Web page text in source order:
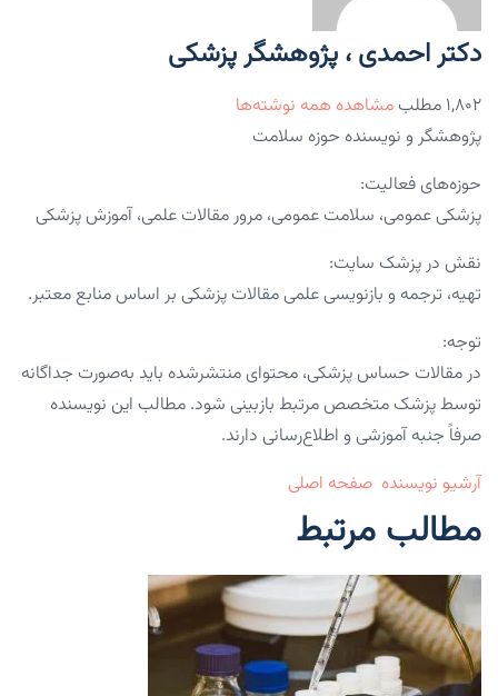
دکتر احمدی ، پژوهشگر پزشکی
۱,۸۰۲ مطلب
مشاهده همه نوشته‌ها
پژوهشگر و نویسنده حوزه سلامت
حوزه‌های فعالیت:
پزشکی عمومی، سلامت عمومی، مرور مقالات علمی، آموزش پزشکی
نقش در پزشک سایت:
تهیه، ترجمه و بازنویسی علمی مقالات پزشکی بر اساس منابع معتبر.
توجه:
در مقالات حساس پزشکی، محتوای منتشرشده باید به‌صورت جداگانه
توسط پزشک متخصص مرتبط بازبینی شود. مطالب این نویسنده
صرفاً جنبه آموزشی و اطلاع‌رسانی دارند.
آرشیو نویسنده صفحه اصلی
مطالب مرتبط